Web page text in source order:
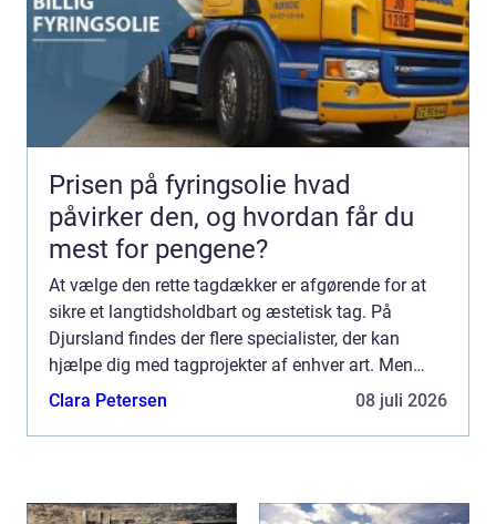
Prisen på fyringsolie hvad
påvirker den, og hvordan får du
mest for pengene?
At vælge den rette tagdækker er afgørende for at
sikre et langtidsholdbart og æstetisk tag. På
Djursland findes der flere specialister, der kan
hjælpe dig med tagprojekter af enhver art. Men
hvad bør du ege...
Clara Petersen 08 juli 2026